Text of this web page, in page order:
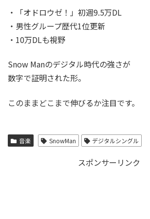
・「オドロウゼ！」初週9.5万DL
・男性グループ歴代1位更新
・10万DLも視野
Snow Manのデジタル時代の強さが
数字で証明された形。
このままどこまで伸びるか注目です。
音楽 SnowMan デジタルシングル
スポンサーリンク